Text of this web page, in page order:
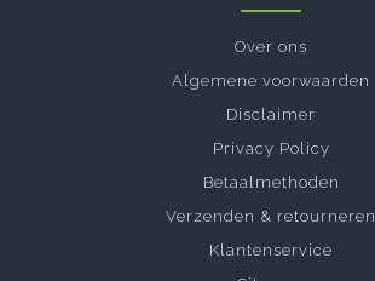
Over ons
Algemene voorwaarden
Disclaimer
Privacy Policy
Betaalmethoden
Verzenden & retourneren
Klantenservice